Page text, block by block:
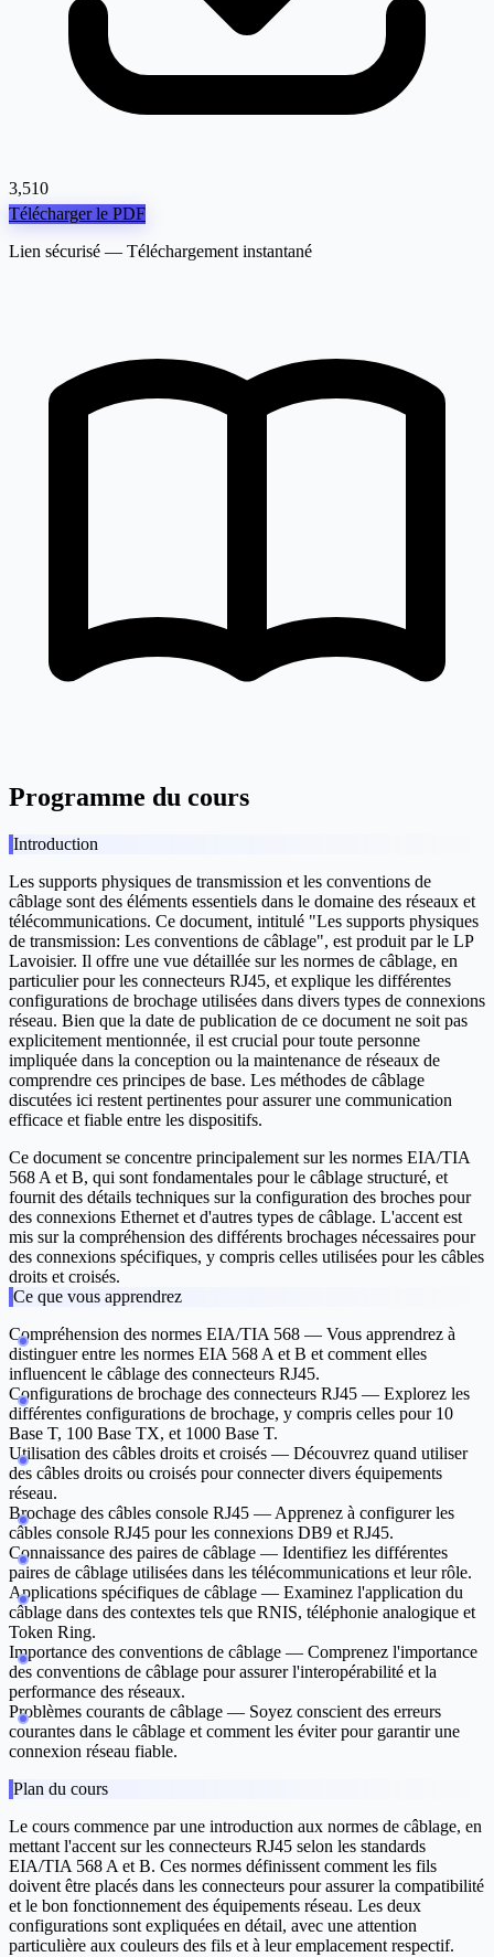
3,510
Télécharger le PDF
Lien sécurisé — Téléchargement instantané
Programme du cours
Introduction
Les supports physiques de transmission et les conventions de
câblage sont des éléments essentiels dans le domaine des réseaux et
télécommunications. Ce document, intitulé "Les supports physiques
de transmission: Les conventions de câblage", est produit par le LP
Lavoisier. Il offre une vue détaillée sur les normes de câblage, en
particulier pour les connecteurs RJ45, et explique les différentes
configurations de brochage utilisées dans divers types de connexions
réseau. Bien que la date de publication de ce document ne soit pas
explicitement mentionnée, il est crucial pour toute personne
impliquée dans la conception ou la maintenance de réseaux de
comprendre ces principes de base. Les méthodes de câblage
discutées ici restent pertinentes pour assurer une communication
efficace et fiable entre les dispositifs.
Ce document se concentre principalement sur les normes EIA/TIA
568 A et B, qui sont fondamentales pour le câblage structuré, et
fournit des détails techniques sur la configuration des broches pour
des connexions Ethernet et d'autres types de câblage. L'accent est
mis sur la compréhension des différents brochages nécessaires pour
des connexions spécifiques, y compris celles utilisées pour les câbles
droits et croisés.
Ce que vous apprendrez
Compréhension des normes EIA/TIA 568 — Vous apprendrez à
distinguer entre les normes EIA 568 A et B et comment elles
influencent le câblage des connecteurs RJ45.
Configurations de brochage des connecteurs RJ45 — Explorez les
différentes configurations de brochage, y compris celles pour 10
Base T, 100 Base TX, et 1000 Base T.
Utilisation des câbles droits et croisés — Découvrez quand utiliser
des câbles droits ou croisés pour connecter divers équipements
réseau.
Brochage des câbles console RJ45 — Apprenez à configurer les
câbles console RJ45 pour les connexions DB9 et RJ45.
Connaissance des paires de câblage — Identifiez les différentes
paires de câblage utilisées dans les télécommunications et leur rôle.
Applications spécifiques de câblage — Examinez l'application du
câblage dans des contextes tels que RNIS, téléphonie analogique et
Token Ring.
Importance des conventions de câblage — Comprenez l'importance
des conventions de câblage pour assurer l'interopérabilité et la
performance des réseaux.
Problèmes courants de câblage — Soyez conscient des erreurs
courantes dans le câblage et comment les éviter pour garantir une
connexion réseau fiable.
Plan du cours
Le cours commence par une introduction aux normes de câblage, en
mettant l'accent sur les connecteurs RJ45 selon les standards
EIA/TIA 568 A et B. Ces normes définissent comment les fils
doivent être placés dans les connecteurs pour assurer la compatibilité
et le bon fonctionnement des équipements réseau. Les deux
configurations sont expliquées en détail, avec une attention
particulière aux couleurs des fils et à leur emplacement respectif.